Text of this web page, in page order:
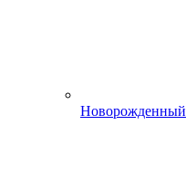
Новорожденный